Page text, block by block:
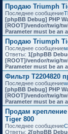
Продаю Triumph
Последнее сообщение
[phpBB Debug] PHP
[ROOT]/vendor/twig/
Parameter must be an
Продаю Triumph
Последнее сообщение
Ответы: 1[phpBB
[ROOT]/vendor/twig/
Parameter must be an
Фильтр T2204820
Последнее сообщение
[phpBB Debug] PHP
[ROOT]/vendor/twig/
Parameter must be an
Продам крепление
Tiger 800
Последнее сообщение
Ответы: 2[phpBB